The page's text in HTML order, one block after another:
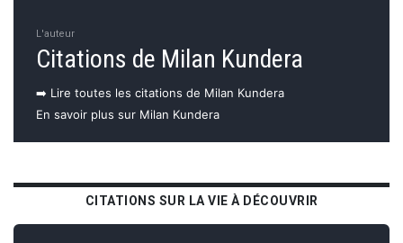
L'auteur
Citations de Milan Kundera
➡️ Lire toutes les citations de Milan Kundera
En savoir plus sur Milan Kundera
CITATIONS SUR LA VIE À DÉCOUVRIR